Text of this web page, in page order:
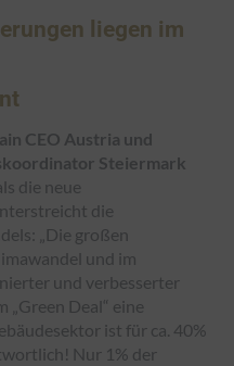
liegen im
CEO Austria und
Steiermark
die neue
die
„Die großen
und im
und verbesserter
„Green Deal“ eine
ist für ca. 40%
Nur 1% der